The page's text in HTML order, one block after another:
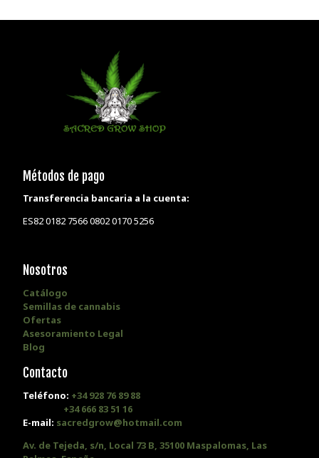
Métodos de pago
Transferencia bancaria a la cuenta:
ES82 0182 7566 0802 0170 5256
Nosotros
Catálogo
Semillas de cannabis
Ofertas
Asesoramiento Legal
Blog
Contacto
Teléfono: +34 928 76 89 88
+34 666 83 51 16
E-mail: sacredgrow@hotmail.com
Av. de Tejeda, s/n, Local 73 B, 35100 Maspalomas, Las